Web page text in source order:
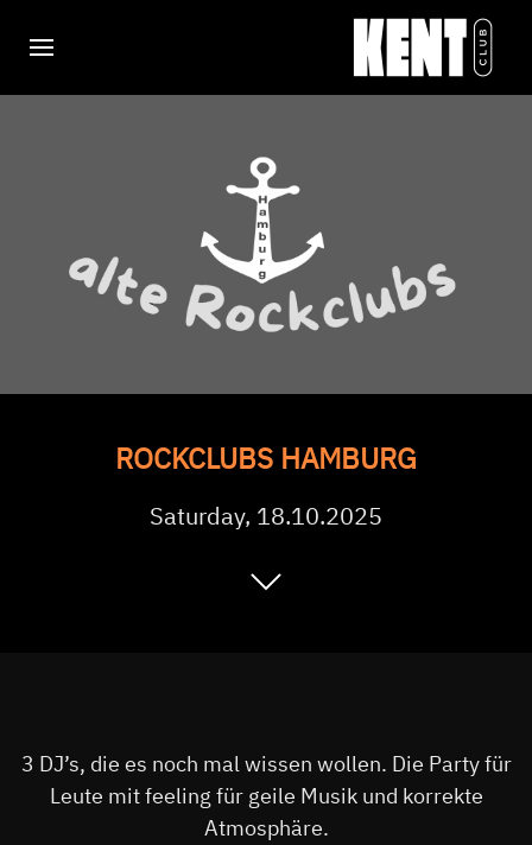
ROCKCLUBS HAMBURG
Saturday, 18.10.2025
3 DJ’s, die es noch mal wissen wollen. Die Party für
Leute mit feeling für geile Musik und korrekte
Atmosphäre.